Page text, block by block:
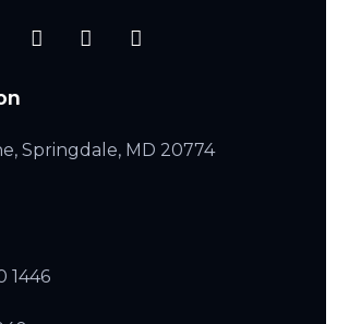
Springdale, MD 20774
1446